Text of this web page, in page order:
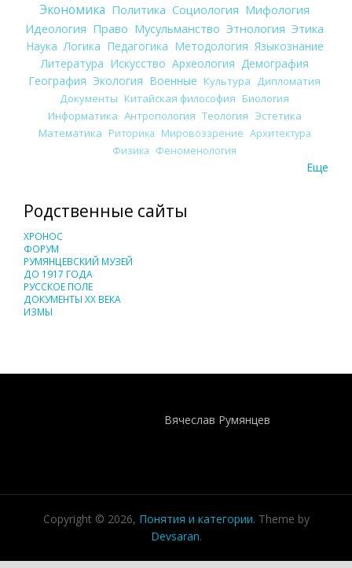
Экономика Политика Социология Мифология
Идеология Право Мусульманство Этнология Этика
Наука Логика Педагогика Методология Языкознание
Литература Искусство Археология Демография
География Экология Военные Культура
Дипломатия
Документы Китайская философия Биология
Информатика Антропология Теология Эстетика
Математика Риторика Мировоззрение Архитектура
Физика Феноменология
Еще
Родственные сайты
ХРОНОС
ФОРУМ
РУМЯНЦЕВСКИЙ МУЗЕЙ
ДО 1917 ГОДА
РУССКОЕ ПОЛЕ
ДОКУМЕНТЫ XX ВЕКА
ИЗМЫ
Вячеслав Румянцев
Copyright © 2026, Понятия и категории. Theme by
Devsaran.